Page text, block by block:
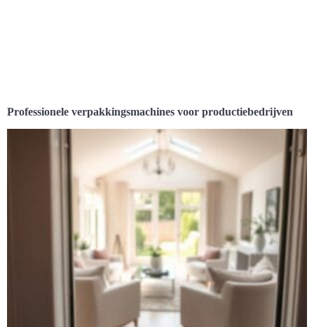
Professionele verpakkingsmachines voor productiebedrijven